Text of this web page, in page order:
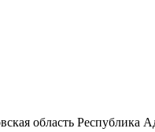
область Республика